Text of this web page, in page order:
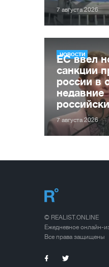
7 августа 2026
НОВОСТИ
ЕС ввел
санкции
россии в
недавние
7 августа 2026
© REALIST.ONLINE
Ежедневное онлайн-
Все права защищены